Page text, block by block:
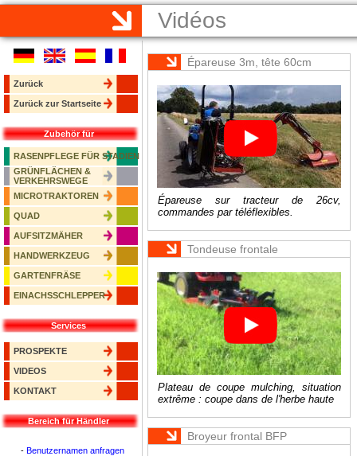
Vidéos
Zurück
Zurück zur Startseite
Zubehör für
RASENPFLEGE FÜR STADIEN
GRÜNFLÄCHEN &
VERKEHRSWEGE
MICROTRAKTOREN
QUAD
AUFSITZMÄHER
HANDWERKZEUG
GARTENFRÄSE
EINACHSSCHLEPPER
Services
PROSPEKTE
VIDEOS
KONTAKT
Bereich für Händler
- Benutzernamen anfragen
Épareuse 3m, tête 60cm
Épareuse sur tracteur de 26cv,
commandes par téléflexibles.
Tondeuse frontale
Plateau de coupe mulching, situation
extrême : coupe dans de l'herbe haute
Broyeur frontal BFP